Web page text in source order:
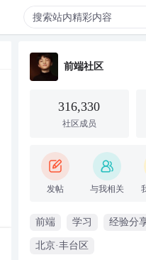
前端社区
316,330
社区成员
发帖 与我相关
前端 学习 经验分
北京·丰台区